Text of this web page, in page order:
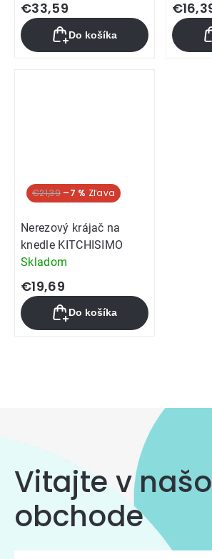
€33,59
Do košíka
€21,39 –7 %
Nerezový krájač na
knedle KITCHISIMO
Skladom
€19,69
Do košíka
prvky
výpisu
Vitajte v
obchode